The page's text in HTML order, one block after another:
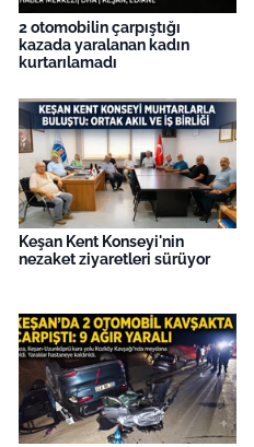
2 otomobilin çarpıştığı
kazada yaralanan kadın
kurtarılamadı
Keşan Kent Konseyi'nin
nezaket ziyaretleri sürüyor